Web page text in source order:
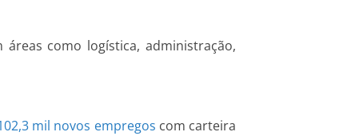
como logística, administração,
mil novos empregos com carteira